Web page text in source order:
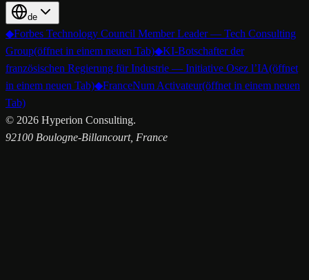
de
◆Forbes Technology Council Member Leader — Tech Consulting
Group(öffnet in einem neuen Tab)◆KI-Botschafter der
französischen Regierung für Industrie — Initiative Osez l’IA(öffnet
in einem neuen Tab)◆FranceNum Activateur(öffnet in einem neuen
Tab)
© 2026 Hyperion Consulting.
92100 Boulogne-Billancourt, France